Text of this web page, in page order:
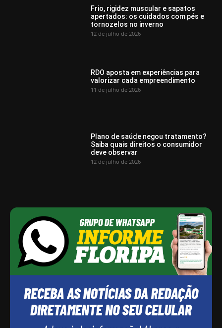
Frio, rigidez muscular e sapatos
apertados: os cuidados com pés e
tornozelos no inverno
12 de julho de 2026
RDO aposta em experiências para
valorizar cada empreendimento
11 de julho de 2026
Plano de saúde negou tratamento?
Saiba quais direitos o consumidor
deve observar
12 de julho de 2026